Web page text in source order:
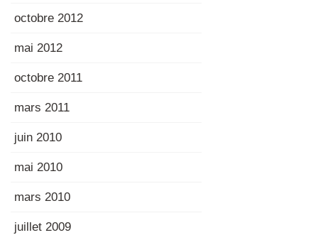
octobre 2012
mai 2012
octobre 2011
mars 2011
juin 2010
mai 2010
mars 2010
juillet 2009